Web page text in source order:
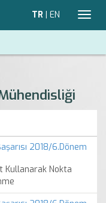
TR | EN
2018/6.Dönem
Kullanarak Nokta